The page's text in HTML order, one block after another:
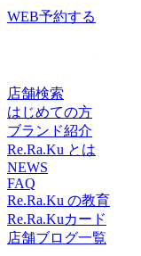
ィケア！！
甲骨ストレッチ】と
ク系ボディケア！
階≪電話番号≫
★【夏季限定】-5℃
チ音でリラックス
￥3,190 (税込) ※メ
（単品利用不可）
二人様の場合はお電
す！
ンファンに大人気！
レッチ】を取り入れ
宮西口店 ☆大宮
0854 埼玉県さい
迄） ～～～～今日
¥5,830 (税込) 足裏
裏・ふくらはぎ
可） ★爽快ヘッド
酸泡を使い頭部をほ
り切りましょう！ ☆
目・首のお疲れでお
感を味わいたい方・
分 ￥1,650 (税込)20
併用してご予約くだ
WEB予約する
店舗検索
はじめての方
ブランド紹介
Re.Ra.Ku とは
NEWS
FAQ
Re.Ra.Ku の教育
Re.Ra.Kuカード
店舗ブログ一覧